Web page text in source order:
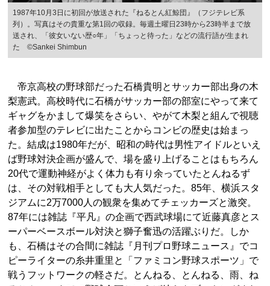
1987年10月3日に初回が放送された『ねるとん紅鯨団』（フジテレビ系
列）。写真はその貴重な第1回の収録。毎週土曜日23時から23時半まで放
送され、「彼女いない歴○年」「ちょっと待った」などの流行語が生まれ
た ©Sankei Shimbun
帝京高校の野球部だった石橋貴明とサッカー部出身の木
梨憲武。高校時代に石橋がサッカー部の部室にやって来て
ギャグをかまして爆笑をさらい、やがて木梨と組んで視聴
者参加型のテレビに出たことからコンビの歴史は始まっ
た。結成は1980年だが、昭和の時代は男性アイドルといえ
ば野球対決企画が盛んで、場を盛り上げることはもちろん
20代で運動神経がよく体力も有り余っていたとんねるず
は、その対戦相手としても大人気だった。85年、横浜スタ
ジアムに2万7000人の観衆を集めてチェッカーズと激突。
87年には雑誌『平凡』の企画で西武球場にて近藤真彦とス
ーパーベースボール対決と獅子奮迅の活躍ぶりだ。しか
も、石橋はその合間に雑誌『月刊プロ野球ニュース』でコ
ピーライターの糸井重里と「ファミコン野球スポーツ」で
戦うフットワークの軽さだ。とんねる、とんねる、雨、ね